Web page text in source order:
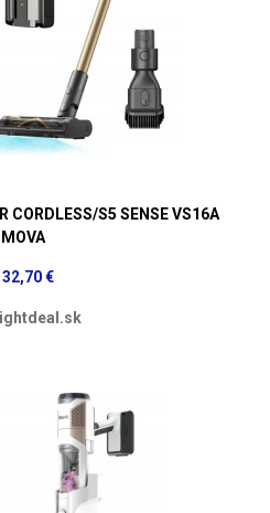
CORDLESS/S5 SENSE VS16A
MOVA
€